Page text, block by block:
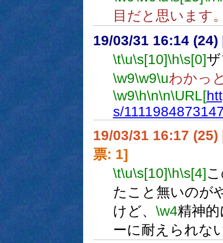
目だと思います
19/03/31 16:14 (24)
\t\u\s[10]\h\s[0]
\w9\w9\uわかっ
\w9\h\n\n\URL[
s/
19/03/31 16:17 (25)
票: 1]
\t\u\s[10]\h\s[4]
たこと無いのが
けど、 \w4精神
ーに耐えられな